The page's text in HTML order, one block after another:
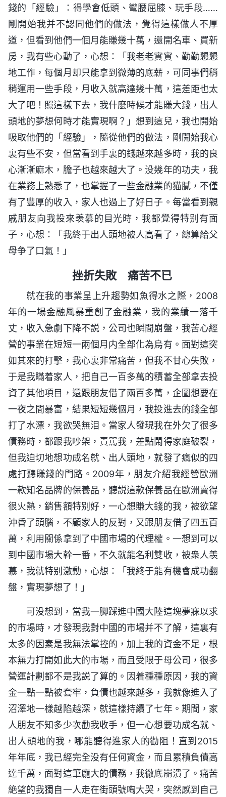
錢的「經驗」：得學會低頭、彎腰屈膝、玩手段……
剛開始我并不認同他們的做法，覺得這樣做人不厚
道，但看到他們一個月能賺幾十萬，還開名車、買新
房，我有些心動了，心想：「我老老實實、勤勤懇懇
地工作，每個月却只能拿到微薄的底薪，可同事們稍
稍運用一些手段，月收入就高達幾十萬，這差距也太
大了吧！照這樣下去，我什麽時候才能賺大錢，出人
頭地的夢想何時才能實現啊？」想到這兒，我也開始
吸取他們的「經驗」，隨從他們的做法，剛開始我心
裏有些不安，但當看到手裏的錢越來越多時，我的良
心漸漸麻木，膽子也越來越大了。没幾年的功夫，我
在業務上熟悉了，也掌握了一些金融業的猫膩，不僅
有了豐厚的收入，家人也過上了好日子。每當看到親
戚朋友向我投來羡慕的目光時，我都覺得特别有面
子，心想：「我終于出人頭地被人高看了，總算給父
母争了口氣！」
挫折失敗 痛苦不已
就在我的事業呈上升趨勢如魚得水之際，2008
年的一場金融風暴重創了金融業，我的業績一落千
丈，收入急劇下降不説，公司也瞬間崩盤，我苦心經
營的事業在短短一兩個月内全部化為烏有。面對這突
如其來的打擊，我心裏非常痛苦，但我不甘心失敗，
于是我瞞着家人，把自己一百多萬的積蓄全部拿去投
資了其他項目，還跟朋友借了兩百多萬，企圖想要在
一夜之間暴富，結果短短幾個月，我投進去的錢全部
打了水漂，我欲哭無泪。當家人發現我在外欠了很多
債務時，都跟我吵架，責駡我，差點鬧得家庭破裂，
但我迫切地想功成名就、出人頭地，就發了瘋似的四
處打聽賺錢的門路。2009年，朋友介紹我經營歐洲
一款知名品牌的保養品，聽説這款保養品在歐洲賣得
很火熱，銷售額特别好，一心想賺大錢的我，被欲望
沖昏了頭腦，不顧家人的反對，又跟朋友借了四五百
萬，利用關係拿到了中國市場的代理權。一想到可以
到中國市場大幹一番，不久就能名利雙收，被衆人羡
慕，我就特别激動，心想：「我終于能有機會成功翻
盤，實現夢想了！」
可没想到，當我一脚踩進中國大陸這塊夢寐以求
的市場時，才發現我對中國的市場并不了解，這裏有
太多的因素是我無法掌控的，加上我的資金不足，根
本無力打開如此大的市場，而且受限于母公司，很多
營運計劃都不是我説了算的。因着種種原因，我的資
金一點一點被套牢，負債也越來越多，我就像進入了
沼澤地一樣越陷越深，就這樣持續了七年。期間，家
人朋友不知多少次勸我收手，但一心想要功成名就、
出人頭地的我，哪能聽得進家人的勸阻！直到2015
年年底，我已經完全没有任何資金，而且累積負債高
達千萬，面對這筆龐大的債務，我徹底崩潰了。痛苦
絶望的我獨自一人走在街頭號啕大哭，突然感到自己